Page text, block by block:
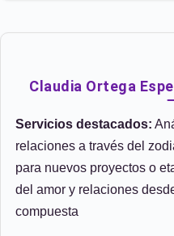
Claudia Ortega
Servicios destacados:
relaciones a través del
para nuevos proyectos o
del amor y relaciones
compuesta